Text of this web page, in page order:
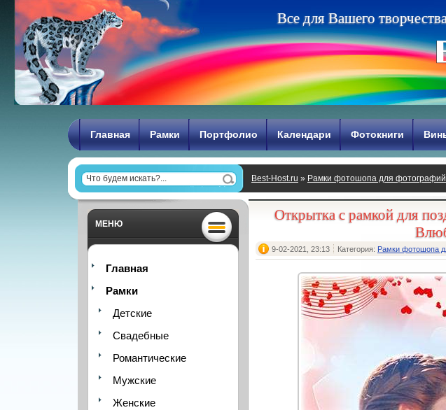
Все для Вашего творчеств
Главная Рамки Портфолио Календари Фотокниги
Best-Host.ru » Рамки фотошопа для фотографий
МЕНЮ
Главная
Рамки
Детские
Свадебные
Романтические
Мужские
Женские
Открытка с рамкой для
9-02-2021, 23:13 Категория: Рамки фотошопа